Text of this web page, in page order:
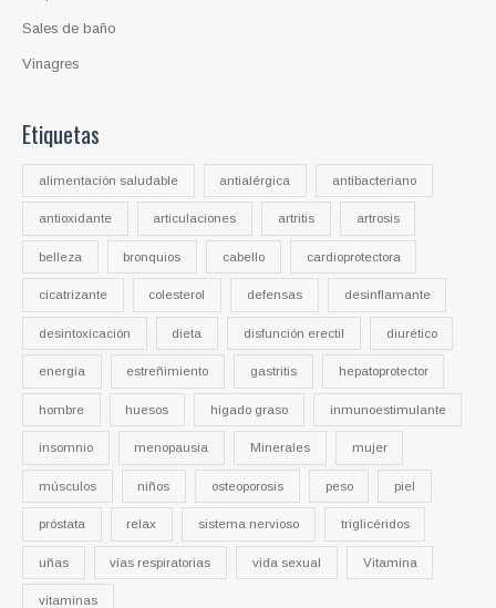
Sales de baño
Vinagres
Etiquetas
alimentación saludable antialérgica antibacteriano
antioxidante articulaciones artritis artrosis
belleza bronquios cabello cardioprotectora
cicatrizante colesterol defensas desinflamante
desintoxicación dieta disfunción erectil diurético
energía estreñimiento gastritis hepatoprotector
hombre huesos hígado graso inmunoestimulante
insomnio menopausia Minerales mujer
músculos niños osteoporosis peso piel
próstata relax sistema nervioso triglicéridos
uñas vias respiratorias vida sexual Vitamina
vitaminas